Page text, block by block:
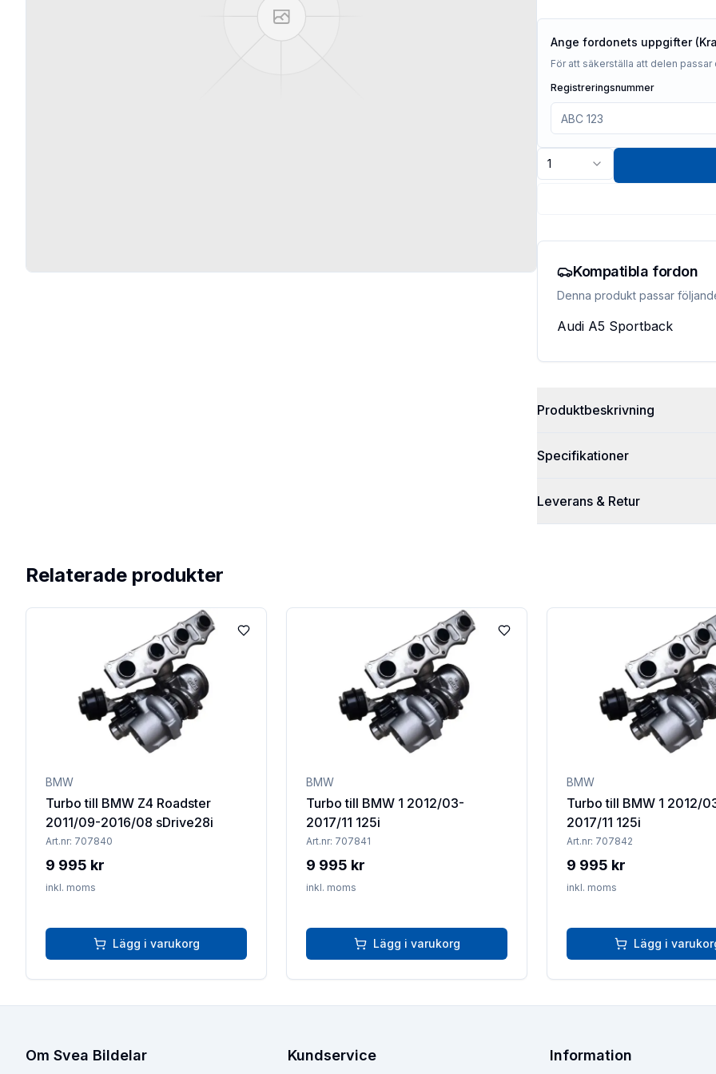
Ange fordonets uppgifter
För att säkerställa att delen
Registreringsnummer
1
Kompatibla fordon
Denna produkt passar
Audi A5 Sportback
Produktbeskrivning
Specifikationer
Leverans & Retur
Relaterade produkter
Lägg till i favoriter
BMW
Turbo till BMW Z4 Roadster
2011/09-2016/08 sDrive28i
Art.nr: 707840
9 995 kr
inkl. moms
Lägg i varukorg
Lägg till i favoriter
BMW
Turbo till BMW 1 2012/03-
2017/11 125i
Art.nr: 707841
9 995 kr
inkl. moms
Lägg i varukorg
BMW
Turbo till BMW 1 2012/
2017/11 125i
Art.nr: 707842
9 995 kr
inkl. moms
Lägg i
Om Svea Bildelar Kundservice Information